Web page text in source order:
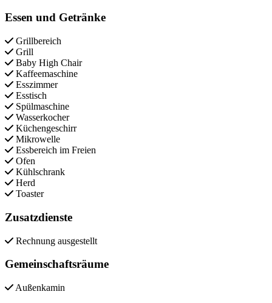
Essen und Getränke
Grillbereich
Grill
Baby High Chair
Kaffeemaschine
Esszimmer
Esstisch
Spülmaschine
Wasserkocher
Küchengeschirr
Mikrowelle
Essbereich im Freien
Ofen
Kühlschrank
Herd
Toaster
Zusatzdienste
Rechnung ausgestellt
Gemeinschaftsräume
Außenkamin